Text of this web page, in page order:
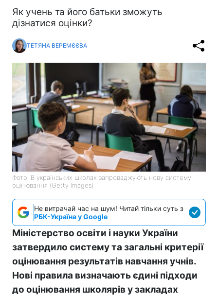
Як учень та його батьки зможуть
дізнатися оцінки?
ТЕТЯНА ВЕРЕМЄЄВА
Фото: В українських школах запроваджують нову систему
оцінювання (Getty Images)
Не витрачай час на шум! Читай тільки суть з
РБК-Україна у Google
Міністерство освіти і науки України
затвердило систему та загальні критерії
оцінювання результатів навчання учнів.
Нові правила визначають єдині підходи
до оцінювання школярів у закладах